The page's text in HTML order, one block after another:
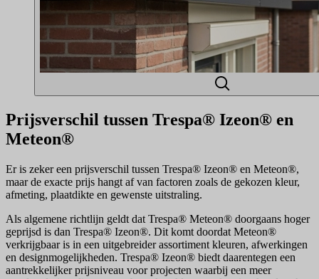
Prijsverschil tussen Trespa® Izeon® en
Meteon®
Er is zeker een prijsverschil tussen Trespa® Izeon® en Meteon®,
maar de exacte prijs hangt af van factoren zoals de gekozen kleur,
afmeting, plaatdikte en gewenste uitstraling.
Als algemene richtlijn geldt dat Trespa® Meteon® doorgaans hoger
geprijsd is dan Trespa® Izeon®. Dit komt doordat Meteon®
verkrijgbaar is in een uitgebreider assortiment kleuren, afwerkingen
en designmogelijkheden. Trespa® Izeon® biedt daarentegen een
aantrekkelijker prijsniveau voor projecten waarbij een meer